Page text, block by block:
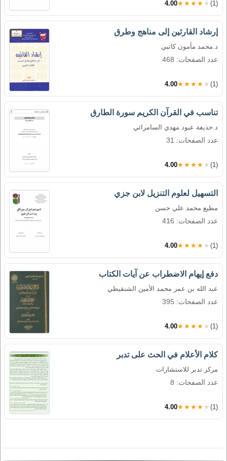
4.00★★★★★ (1)
إرشاد القارئين إلى مناهج وطرق
د.محمد مأمون كاتبي
عدد الصفحات: 468
4.00★★★★★ (1)
تناسب في القرآن الكريم سورة الطارق
د.حذيفة عبود مهدي السامرائي
عدد الصفحات: 31
4.00★★★★★ (1)
التسهيل لعلوم التنزيل لابن جزي
مطيع محمد علي حسن
عدد الصفحات: 416
4.00★★★★★ (1)
دفع إيهام الاضطراب عن آيات الكتاب
عبد الله بن عمر محمد الأمين الشنقيطي
عدد الصفحات: 395
4.00★★★★★ (1)
كلام الأعلام في الحث على تدبر
مركز تدبر للاستشارات
عدد الصفحات: 8
4.00★★★★★ (1)